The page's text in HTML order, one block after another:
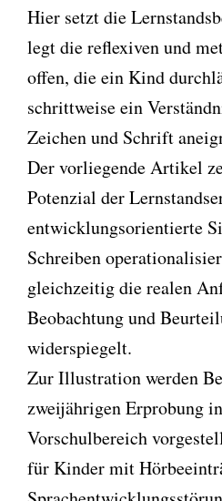
Hier setzt die
legt die reflexiven und
offen, die ein Kind
schrittweise ein
Zeichen und Schrift
Der vorliegende Artikel
Potenzial der
entwicklungsorientierte
Schreiben
gleichzeitig die realen
Beobachtung und
widerspiegelt.
Zur Illustration werden
zweijährigen Erprobung
Vorschulbereich
für Kinder mit